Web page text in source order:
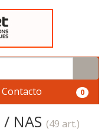
Contacto 0
NAS (49 art.)